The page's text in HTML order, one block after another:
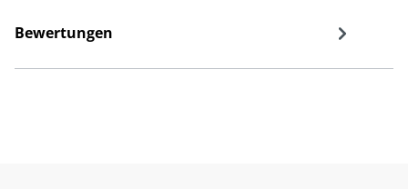
Bewertungen